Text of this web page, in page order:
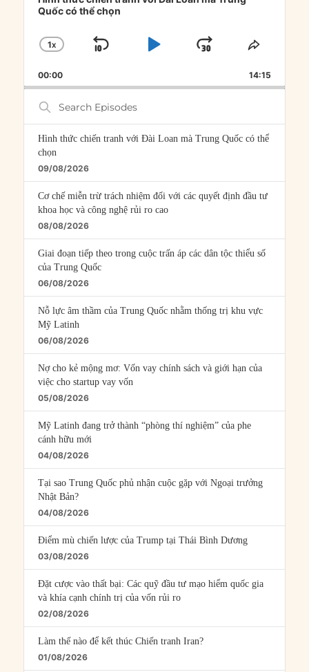
Quốc có thể chọn
CHANGE
RATE
1X
SKIP
PLAYJUMP
FORWARD
SHARE
00:00 14:15
Search
Episodes
Hình thức chiến tranh với Đài Loan mà Trung Quốc có thể
chọn
09/08/2026
Cơ chế miễn trừ trách nhiệm đối với các quyết định đầu tư
khoa học và công nghệ rủi ro cao
08/08/2026
Giai đoạn tiếp theo trong cuộc trấn áp các dân tộc thiểu số
của Trung Quốc
06/08/2026
Nỗ lực âm thầm của Trung Quốc nhằm thống trị khu vực
Mỹ Latinh
06/08/2026
Nợ cho kẻ mộng mơ: Vốn vay chính sách và giới hạn của
việc cho startup vay vốn
05/08/2026
Mỹ Latinh đang trở thành “phòng thí nghiệm” của phe
cánh hữu mới
04/08/2026
Tại sao Trung Quốc phủ nhận cuộc gặp với Ngoại trưởng
Nhật Bản?
04/08/2026
Điểm mù chiến lược của Trump tại Thái Bình Dương
03/08/2026
Đặt cược vào thất bại: Các quỹ đầu tư mạo hiểm quốc gia
và khía cạnh chính trị của vốn rủi ro
02/08/2026
Làm thế nào để kết thúc Chiến tranh Iran?
01/08/2026